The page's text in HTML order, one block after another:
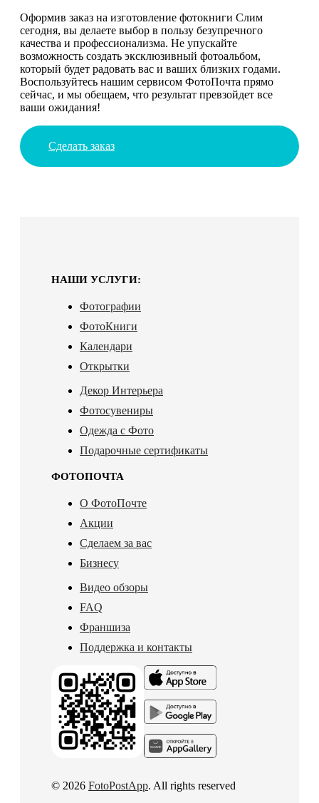
Оформив заказ на изготовление фотокниги Слим
сегодня, вы делаете выбор в пользу безупречного
качества и профессионализма. Не упускайте
возможность создать эксклюзивный фотоальбом,
который будет радовать вас и ваших близких годами.
Воспользуйтесь нашим сервисом ФотоПочта прямо
сейчас, и мы обещаем, что результат превзойдет все
ваши ожидания!
Сделать заказ
НАШИ УСЛУГИ:
Фотографии
ФотоКниги
Календари
Открытки
Декор Интерьера
Фотосувениры
Одежда с Фото
Подарочные сертификаты
ФОТОПОЧТА
О ФотоПочте
Акции
Сделаем за вас
Бизнесу
Видео обзоры
FAQ
Франшиза
Поддержка и контакты
© 2026 FotoPostApp. All rights reserved